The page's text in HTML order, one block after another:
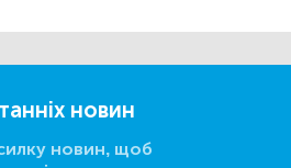
новин
новин, щоб